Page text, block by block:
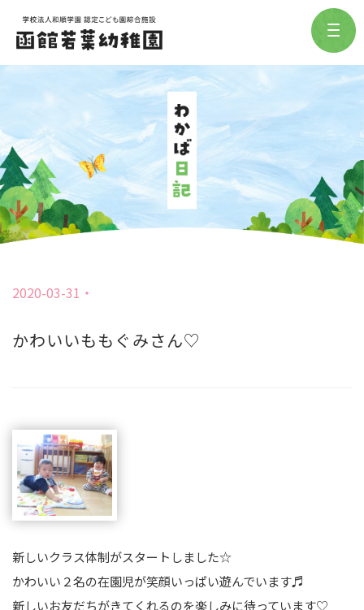
2020-03-31
かわいいももぐみさん♡
新しいクラス体制がスタートしました☆
かわいい２名の在園児が笑顔いっぱい遊んでいます♬
新しいお友だちがきてくれるのを楽しみに待っています♡